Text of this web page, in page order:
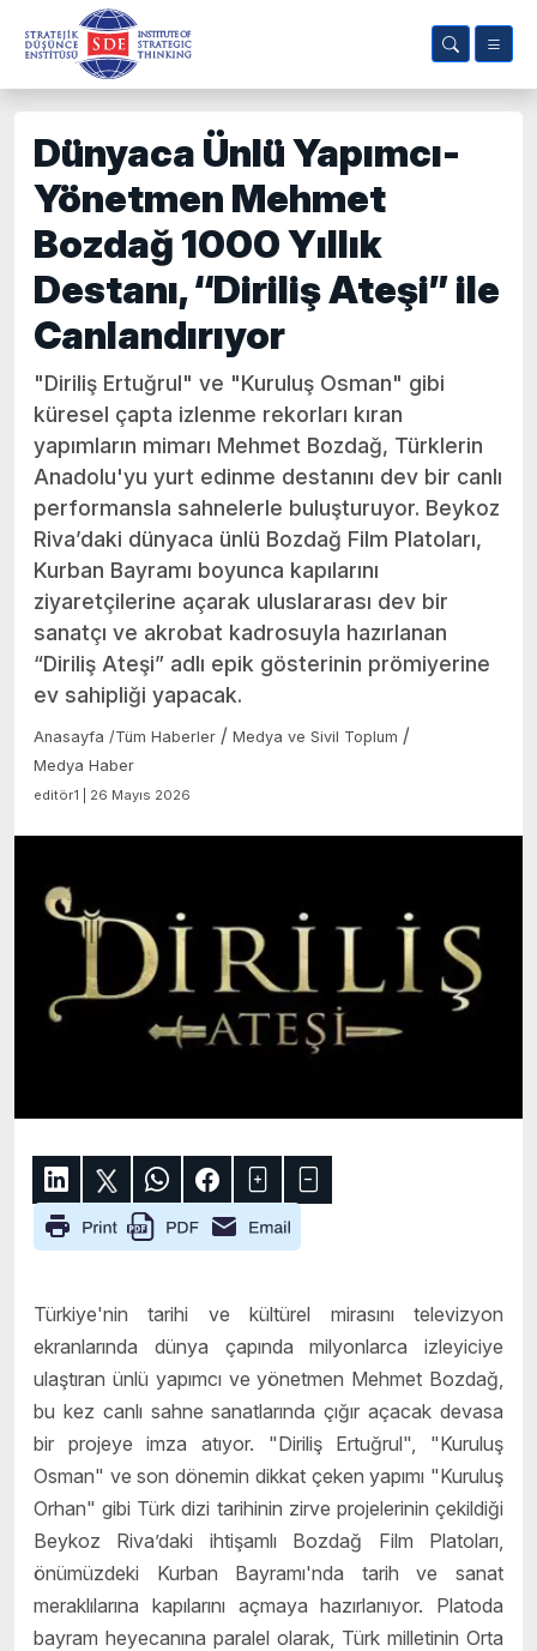
Dünyaca Ünlü Yapımcı-
Yönetmen Mehmet
Bozdağ 1000 Yıllık
Destanı, “Diriliş Ateşi” ile
Canlandırıyor
"Diriliş Ertuğrul" ve "Kuruluş Osman" gibi
küresel çapta izlenme rekorları kıran
yapımların mimarı Mehmet Bozdağ, Türklerin
Anadolu'yu yurt edinme destanını dev bir canlı
performansla sahnelerle buluşturuyor. Beykoz
Riva’daki dünyaca ünlü Bozdağ Film Platoları,
Kurban Bayramı boyunca kapılarını
ziyaretçilerine açarak uluslararası dev bir
sanatçı ve akrobat kadrosuyla hazırlanan
“Diriliş Ateşi” adlı epik gösterinin prömiyerine
ev sahipliği yapacak.
Anasayfa /Tüm Haberler / Medya ve Sivil Toplum /
Medya Haber
editör1 | 26 Mayıs 2026
Türkiye'nin tarihi ve kültürel mirasını televizyon
ekranlarında dünya çapında milyonlarca izleyiciye
ulaştıran ünlü yapımcı ve yönetmen Mehmet Bozdağ,
bu kez canlı sahne sanatlarında çığır açacak devasa
bir projeye imza atıyor. "Diriliş Ertuğrul", "Kuruluş
Osman" ve son dönemin dikkat çeken yapımı "Kuruluş
Orhan" gibi Türk dizi tarihinin zirve projelerinin çekildiği
Beykoz Riva’daki ihtişamlı Bozdağ Film Platoları,
önümüzdeki Kurban Bayramı'nda tarih ve sanat
meraklılarına kapılarını açmaya hazırlanıyor. Platoda
bayram heyecanına paralel olarak, Türk milletinin Orta